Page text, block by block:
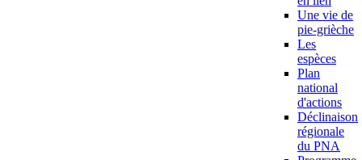
Une vie de
pie-grièche
Les
espèces
Plan
national
d'actions
Déclinaison
régionale
du PNA